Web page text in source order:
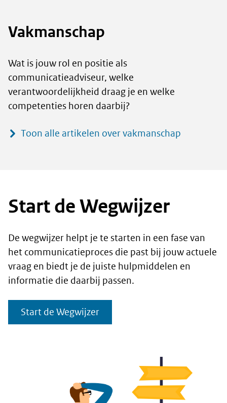
Vakmanschap
Wat is jouw rol en positie als
communicatieadviseur, welke
verantwoordelijkheid draag je en welke
competenties horen daarbij?
Toon alle artikelen over vakmanschap
Start de Wegwijzer
De wegwijzer helpt je te starten in een fase van
het communicatieproces die past bij jouw actuele
vraag en biedt je de juiste hulpmiddelen en
informatie die daarbij passen.
Start de Wegwijzer